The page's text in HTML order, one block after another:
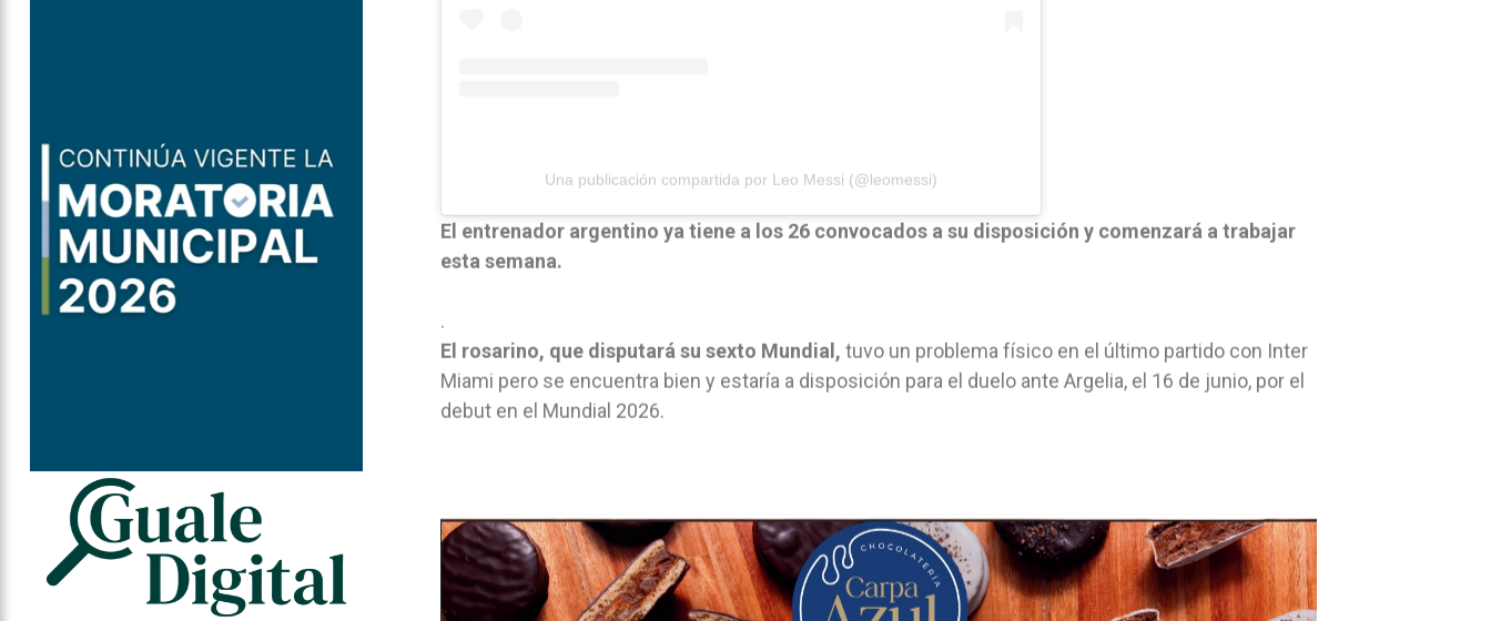
Una publicación compartida por Leo Messi (@leomessi)
El entrenador argentino ya tiene a los 26 convocados a su disposición y comenzará a trabajar
esta semana.
.
El rosarino, que disputará su sexto Mundial, tuvo un problema físico en el último partido con Inter
Miami pero se encuentra bien y estaría a disposición para el duelo ante Argelia, el 16 de junio, por el
debut en el Mundial 2026.